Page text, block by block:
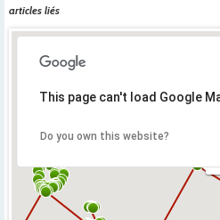
articles liés
This page can't load Google
Do you own this website?